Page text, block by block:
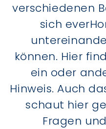
verschiedenen
sich
können. Hier
ein oder
Hinweis. Auch
schaut hier
Fragen